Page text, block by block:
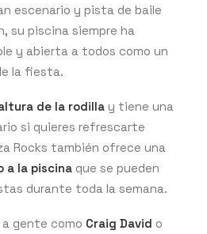
escenario y pista de baile
su piscina siempre ha
y abierta a todos como un
la fiesta.
de la rodilla y tiene una
si quieres refrescarte
Rocks también ofrece una
a la piscina que se pueden
durante toda la semana.
a gente como Craig David o